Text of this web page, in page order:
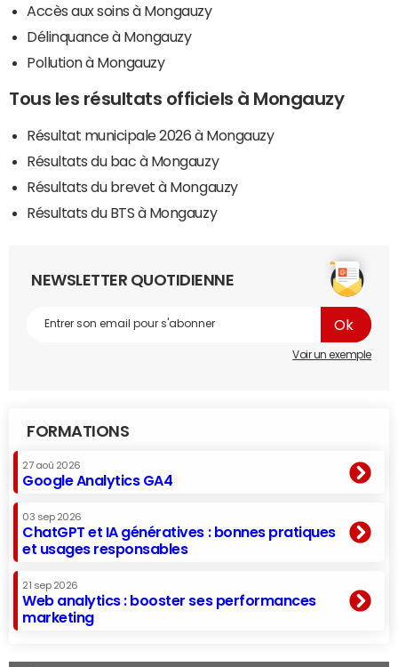
Accès aux soins à Mongauzy
Délinquance à Mongauzy
Pollution à Mongauzy
Tous les résultats officiels à Mongauzy
Résultat municipale 2026 à Mongauzy
Résultats du bac à Mongauzy
Résultats du brevet à Mongauzy
Résultats du BTS à Mongauzy
NEWSLETTER QUOTIDIENNE
Voir un exemple
FORMATIONS
27 aoû 2026
Google Analytics GA4
03 sep 2026
ChatGPT et IA génératives : bonnes pratiques
et usages responsables
21 sep 2026
Web analytics : booster ses performances
marketing